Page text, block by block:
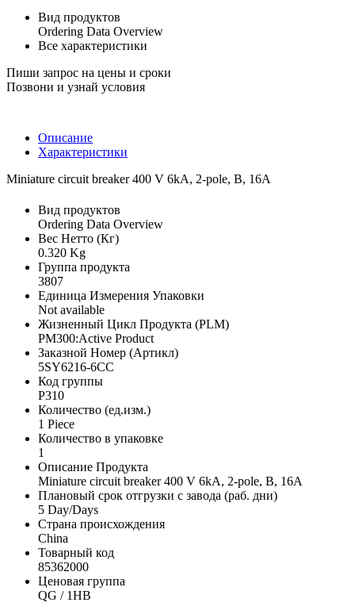
Вид продуктов
Ordering Data Overview
Все характеристики
Пиши запрос на цены и сроки
Позвони и узнай условия
Описание
Характеристики
Miniature circuit breaker 400 V 6kA, 2-pole, B, 16A
Вид продуктов
Ordering Data Overview
Вес Нетто (Кг)
0.320 Kg
Группа продукта
3807
Единица Измерения Упаковки
Not available
Жизненный Цикл Продукта (PLM)
PM300:Active Product
Заказной Номер (Артикл)
5SY6216-6CC
Код группы
P310
Количество (ед.изм.)
1 Piece
Количество в упаковке
1
Описание Продукта
Miniature circuit breaker 400 V 6kA, 2-pole, B, 16A
Плановый срок отгрузки с завода (раб. дни)
5 Day/Days
Страна происхождения
China
Товарный код
85362000
Ценовая группа
QG / 1HB